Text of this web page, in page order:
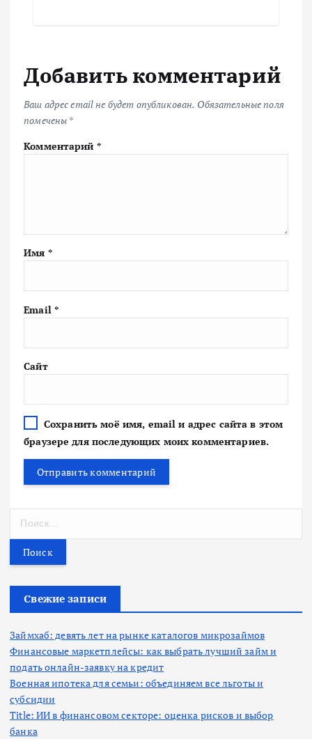
Добавить комментарий
Ваш адрес email не будет опубликован. Обязательные поля
помечены *
Комментарий *
Имя *
Email *
Сайт
Сохранить моё имя, email и адрес сайта в этом
браузере для последующих моих комментариев.
т
Свежие записи
Займхаб: девять лет на рынке каталогов микрозаймов
Финансовые маркетплейсы: как выбрать лучший займ и
подать онлайн-заявку на кредит
Военная ипотека для семьи: объединяем все льготы и
субсидии
Title: ИИ в финансовом секторе: оценка рисков и выбор
банка